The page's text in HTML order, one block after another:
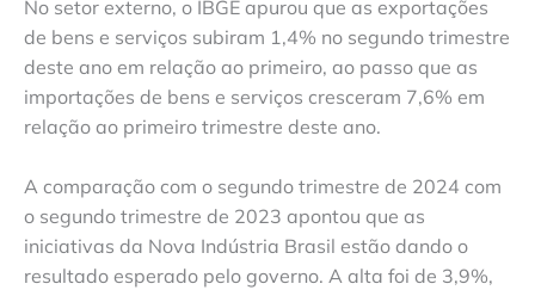
No setor externo, o IBGE apurou que as exportações
de bens e serviços subiram 1,4% no segundo trimestre
deste ano em relação ao primeiro, ao passo que as
importações de bens e serviços cresceram 7,6% em
relação ao primeiro trimestre deste ano.
A comparação com o segundo trimestre de 2024 com
o segundo trimestre de 2023 apontou que as
iniciativas da Nova Indústria Brasil estão dando o
resultado esperado pelo governo. A alta foi de 3,9%,